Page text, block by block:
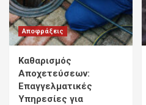
Αποφράξεις
Καθαρισμός
Αποχετεύσεων:
Επαγγελματικές
Υπηρεσίες για